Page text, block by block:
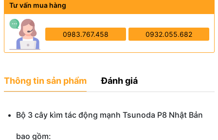
Tư vấn mua hàng
0983.767.458 0932.055.682
Thông tin sản phẩm Đánh giá
Bộ 3 cây kìm tác động mạnh Tsunoda P8 Nhật Bản
bao gồm: